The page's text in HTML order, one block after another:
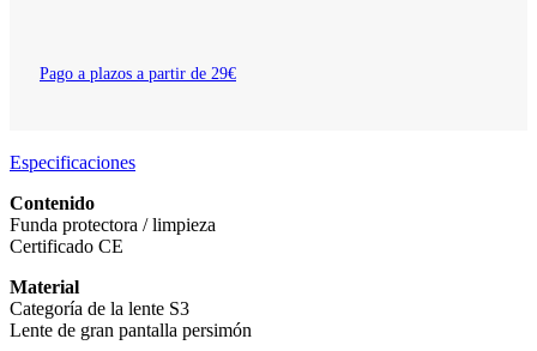
Pago a plazos a partir de 29€
Especificaciones
Contenido
Funda protectora / limpieza
Certificado CE
Material
Categoría de la lente S3
Lente de gran pantalla persimón